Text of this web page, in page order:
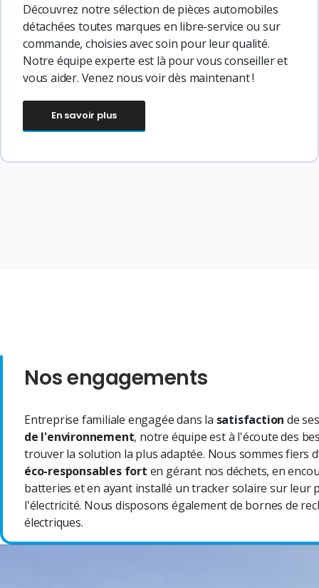
Découvrez notre sélection de pièces automobiles
détachées toutes marques en libre-service ou sur
commande, choisies avec soin pour leur qualité.
Notre équipe experte est là pour vous conseiller et
vous aider. Venez nous voir dès maintenant !
En savoir plus
Nos engagements
Entreprise familiale engagée dans la satisfactionde
de l'environnement, notre équipe est à l'écoute des
trouver la solution la plus adaptée. Nous sommes fiers
éco-responsables fort en gérant nos déchets, en
batteries et en ayant installé un tracker solaire sur leur
l'électricité. Nous disposons également de bornes de
électriques.